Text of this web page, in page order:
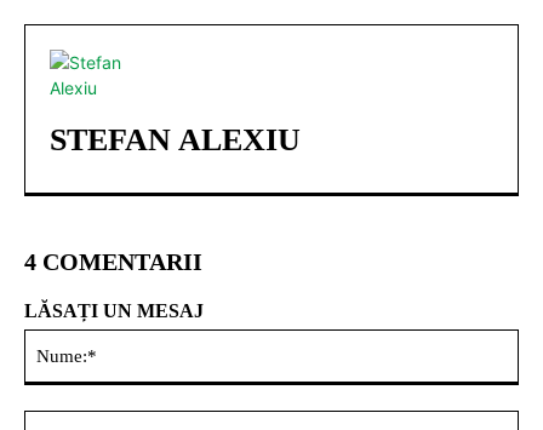
STEFAN ALEXIU
4 COMENTARII
LĂSAȚI UN MESAJ